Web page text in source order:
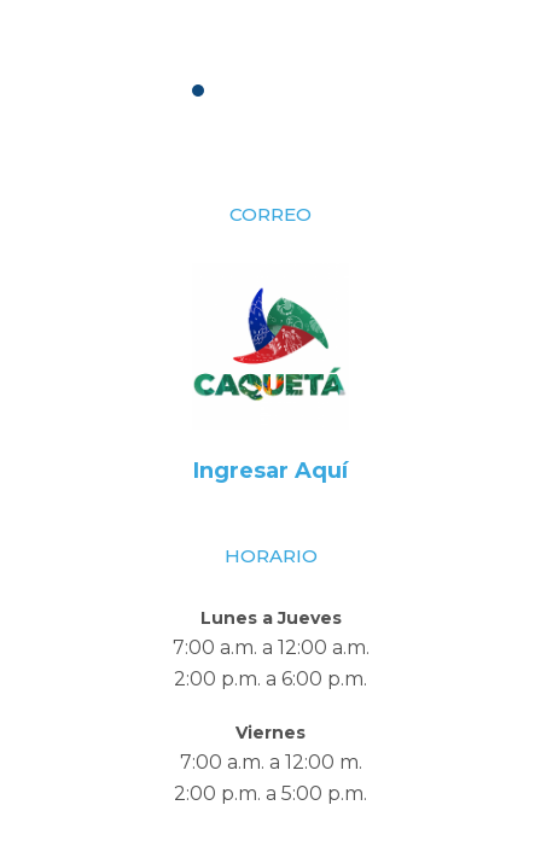
CORREO
Ingresar Aquí
HORARIO
Lunes a Jueves
7:00 a.m. a 12:00 a.m.
2:00 p.m. a 6:00 p.m.
Viernes
7:00 a.m. a 12:00 m.
2:00 p.m. a 5:00 p.m.